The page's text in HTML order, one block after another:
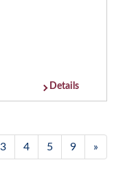
Details
3 4 5 9 »